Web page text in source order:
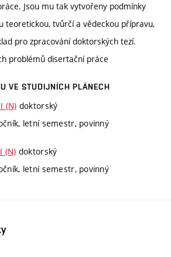
Jsou mu tak vytvořeny podmínky
teoretickou, tvůrčí a vědeckou přípravu,
pro zpracování doktorských tezí.
problémů disertační práce
VE STUDIJNÍCH PLÁNECH
(N) doktorský
letní semestr, povinný
(N) doktorský
letní semestr, povinný